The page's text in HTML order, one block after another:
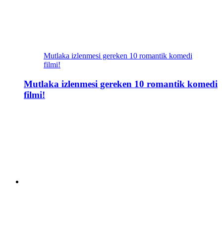
Mutlaka izlenmesi gereken 10 romantik komedi
filmi!
Mutlaka izlenmesi gereken 10 romantik komedi
filmi!